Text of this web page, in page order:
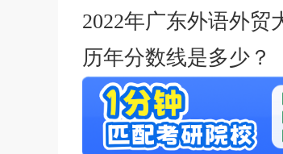
2022年广东外语外贸
历年分数线是多少？